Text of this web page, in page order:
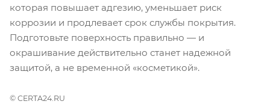
которая повышает адгезию, уменьшает риск
коррозии и продлевает срок службы покрытия.
Подготовьте поверхность правильно — и
окрашивание действительно станет надежной
защитой, а не временной «косметикой».
© CERTA24.RU